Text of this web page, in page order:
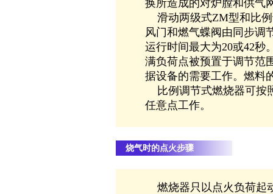
换所造成的对炉膛和供气
滑动两级式ZM型和比
风门和燃气蝶阀由同步调
运行时间最大为20或42秒
满负荷点被预置于调节范
据设备的需要工作。燃料
比例调节式燃烧器可按
任意点工作。
烧气时的点火步骤
燃烧器只以点火负荷起